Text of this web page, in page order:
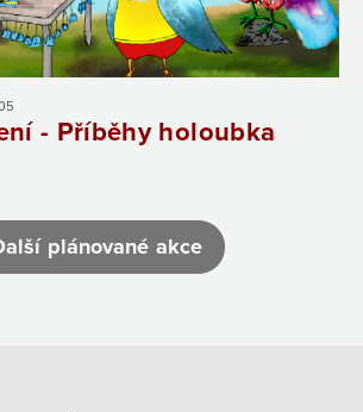
- Příběhy holoubka
plánované akce